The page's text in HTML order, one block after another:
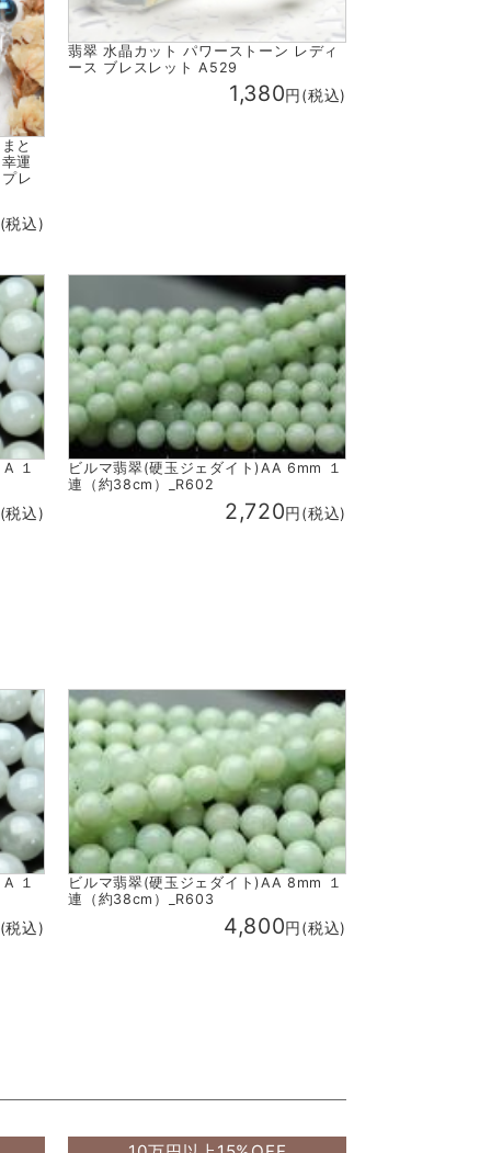
と
運
レ
税込)
翡翠 水晶カット パワーストーン レディ
ース ブレスレット A529
1,380円(税込)
１
税込)
ビルマ翡翠(硬玉ジェダイト)AA 6mm １
連（約38cm）_R602
2,720円(税込)
１
税込)
ビルマ翡翠(硬玉ジェダイト)AA 8mm １
連（約38cm）_R603
4,800円(税込)